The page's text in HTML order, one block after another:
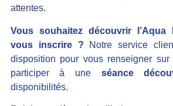
attentes.
Vous souhaitez découvrir
vous inscrire ? Notre service
disposition pour vous renseigner
participer à une séance
disponibilités.